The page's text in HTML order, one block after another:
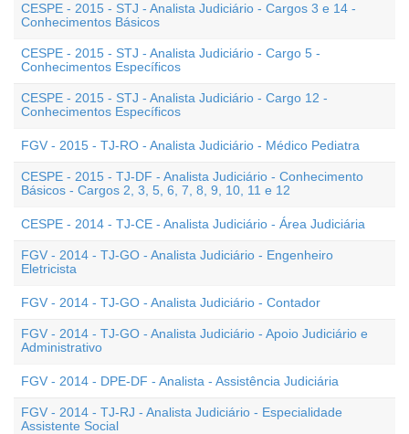
CESPE - 2015 - STJ - Analista Judiciário - Cargos 3 e 14 -
Conhecimentos Básicos
CESPE - 2015 - STJ - Analista Judiciário - Cargo 5 -
Conhecimentos Específicos
CESPE - 2015 - STJ - Analista Judiciário - Cargo 12 -
Conhecimentos Específicos
FGV - 2015 - TJ-RO - Analista Judiciário - Médico Pediatra
CESPE - 2015 - TJ-DF - Analista Judiciário - Conhecimento
Básicos - Cargos 2, 3, 5, 6, 7, 8, 9, 10, 11 e 12
CESPE - 2014 - TJ-CE - Analista Judiciário - Área Judiciária
FGV - 2014 - TJ-GO - Analista Judiciário - Engenheiro
Eletricista
FGV - 2014 - TJ-GO - Analista Judiciário - Contador
FGV - 2014 - TJ-GO - Analista Judiciário - Apoio Judiciário e
Administrativo
FGV - 2014 - DPE-DF - Analista - Assistência Judiciária
FGV - 2014 - TJ-RJ - Analista Judiciário - Especialidade
Assistente Social